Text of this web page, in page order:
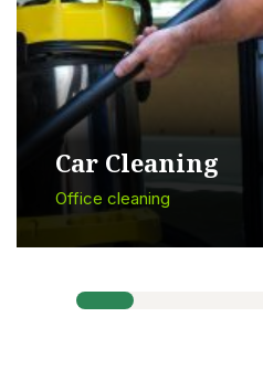
Car Cleaning
Office cleaning